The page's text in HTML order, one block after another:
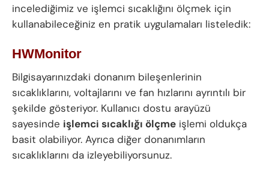
incelediğimiz ve işlemci sıcaklığını ölçmek için
kullanabileceğiniz en pratik uygulamaları listeledik:
HWMonitor
Bilgisayarınızdaki donanım bileşenlerinin
sıcaklıklarını, voltajlarını ve fan hızlarını ayrıntılı bir
şekilde gösteriyor. Kullanıcı dostu arayüzü
sayesinde işlemci sıcaklığı ölçme işlemi oldukça
basit olabiliyor. Ayrıca diğer donanımların
sıcaklıklarını da izleyebiliyorsunuz.